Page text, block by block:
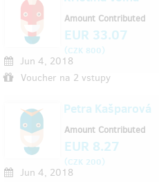
Jun 4, 2018
Voucher na 2 vstupy
Amount Contributed
EUR 33.07
(CZK 800)
Petra Kašparová
Jun 4, 2018
Amount Contributed
EUR 8.27
(CZK 200)